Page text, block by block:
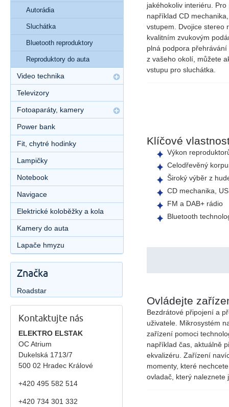
jakéhokoliv interiéru.
například CD mechanika
vstupem . Dvojice stereo
kvalitním zvukovým
plná podpora
z vašeho okolí, můžete
vstupu pro sluchátka
Klíčové
Výkon
Celodřevěný
Široký výběr z
CD mechanika
FM a DAB+ rádio
Bluetooth
Ovládejte
Bezdrátové připojení a
uživatele. Mikrosystém
zařízení pomoci
například čas aktuálně
ekvalizéru . Zařízení
momenty, které
ovladač , který
Autorádia
Sluchátka
Bluetooth reproduktory
Reproduktory do auta
Video technika
Televizory
Fotoaparáty, kamery
Power bank
Fit, chytré hodinky
Lampičky
Notebook
Navigace
Elektrické koloběžky a kola
Kamery do auta
Lapače hmyzu
Značka
Roadstar
Kontaktujte nás
ELEKTRO ELSTAK
OC Atrium
Dukelská 1713/7
500 02 Hradec Králové
+420 495 582 514
+420 734 301 332